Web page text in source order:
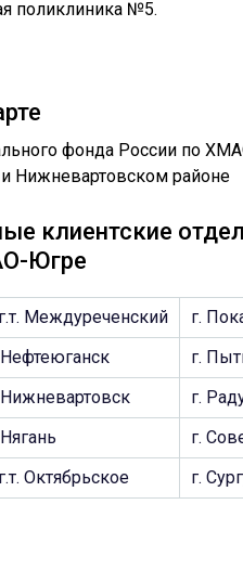
поликлиника №5.
клиентские
Югре
Междуреченский г.
Нефтеюганск г.
Нижневартовск г.
г.
Октябрьское г.